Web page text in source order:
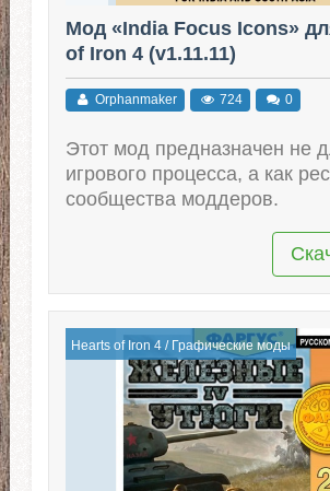
Мод «India Focus Icons»
of Iron 4 (v1.11.11)
Orphanmaker 724 0
Этот мод предназначен не
игрового процесса, а как
сообщества моддеров.
Hearts of Iron 4/ Графические моды